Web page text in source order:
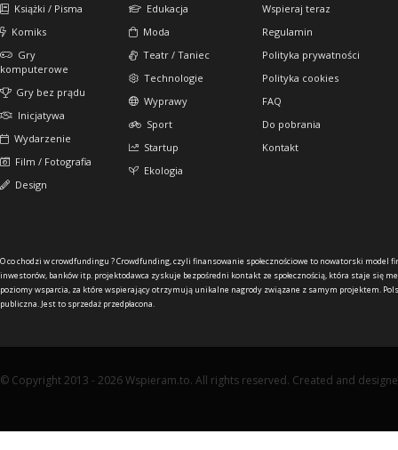
Książki / Pisma
Komiks
Gry
komputerowe
Gry bez prądu
Inicjatywa
Wydarzenie
Film / Fotografia
Design
Edukacja
Moda
Teatr / Taniec
Technologie
Wyprawy
Sport
Startup
Ekologia
Wspieraj teraz
Regulamin
Polityka prywatności
Polityka cookies
FAQ
Do pobrania
Kontakt
O co chodzi w crowdfundingu ?Crowdfunding, czyli finansowanie społecznościowe to nowatorski model
inwestorów, banków itp. projektodawca zyskuje bezpośredni kontakt ze społecznością, która staje się
poziomy wsparcia, za które wspierający otrzymują unikalne nagrody związane z samym projektem.
publiczna. Jest to sprzedaż przedpłacona.
© Copyright 2013 - 2026 Wspieram.to. All rights reserved. Created and